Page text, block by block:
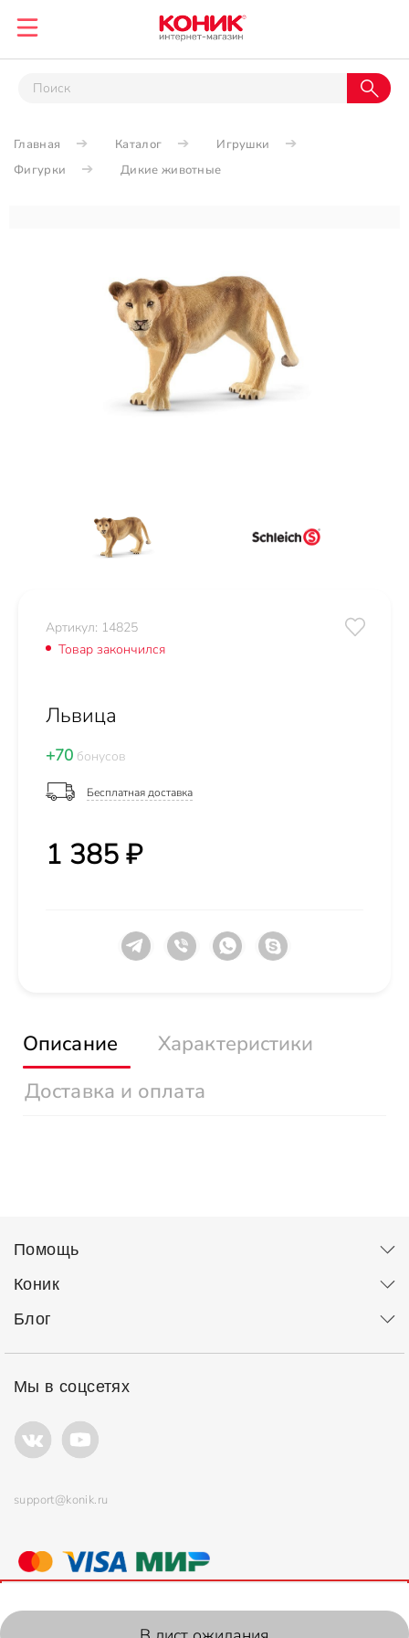
Главная Каталог
Игрушки
Фигурки
Дикие животные
Артикул: 14825
Товар закончился
Львица
+70 бонусов
Бесплатная доставка
1 385 ₽
Описание
Характеристики
Доставка и оплата
Помощь
Коник
Блог
Мы в соцсетях
support@konik.ru